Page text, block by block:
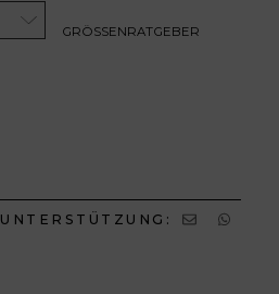
GRÖSSENRATGEBER
UNTERSTÜTZUNG: